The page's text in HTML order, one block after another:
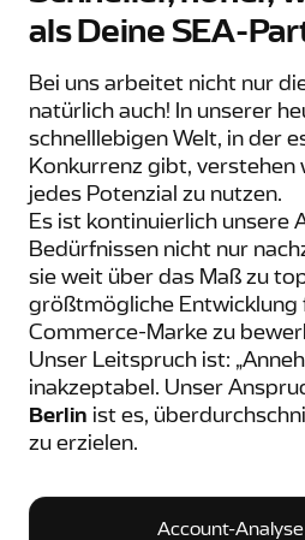
als Deine SEA-
Bei uns arbeitet nicht nur
natürlich auch! In unserer
schnelllebigen Welt, in der
Konkurrenz gibt, verstehen
jedes Potenzial zu nutzen.
Es ist kontinuierlich unsere
Bedürfnissen nicht nur
sie weit über das Maß zu
größtmögliche Entwicklung
Commerce-Marke zu
Unser Leitspruch ist:
inakzeptabel. Unser
Berlin ist es,
zu erzielen.
Account-